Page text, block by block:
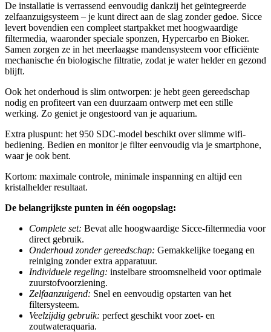
De installatie is verrassend eenvoudig dankzij het geïntegreerde
zelfaanzuigsysteem – je kunt direct aan de slag zonder gedoe. Sicce
levert bovendien een compleet startpakket met hoogwaardige
filtermedia, waaronder speciale sponzen, Hypercarbo en Bioker.
Samen zorgen ze in het meerlaagse mandensysteem voor efficiënte
mechanische én biologische filtratie, zodat je water helder en gezond
blijft.
Ook het onderhoud is slim ontworpen: je hebt geen gereedschap
nodig en profiteert van een duurzaam ontwerp met een stille
werking. Zo geniet je ongestoord van je aquarium.
Extra pluspunt: het 950 SDC-model beschikt over slimme wifi-
bediening. Bedien en monitor je filter eenvoudig via je smartphone,
waar je ook bent.
Kortom: maximale controle, minimale inspanning en altijd een
kristalhelder resultaat.
De belangrijkste punten in één oogopslag:
Complete set: Bevat alle hoogwaardige Sicce-filtermedia voor
direct gebruik.
Onderhoud zonder gereedschap: Gemakkelijke toegang en
reiniging zonder extra apparatuur.
Individuele regeling: instelbare stroomsnelheid voor optimale
zuurstofvoorziening.
Zelfaanzuigend: Snel en eenvoudig opstarten van het
filtersysteem.
Veelzijdig gebruik: perfect geschikt voor zoet- en
zoutwateraquaria.